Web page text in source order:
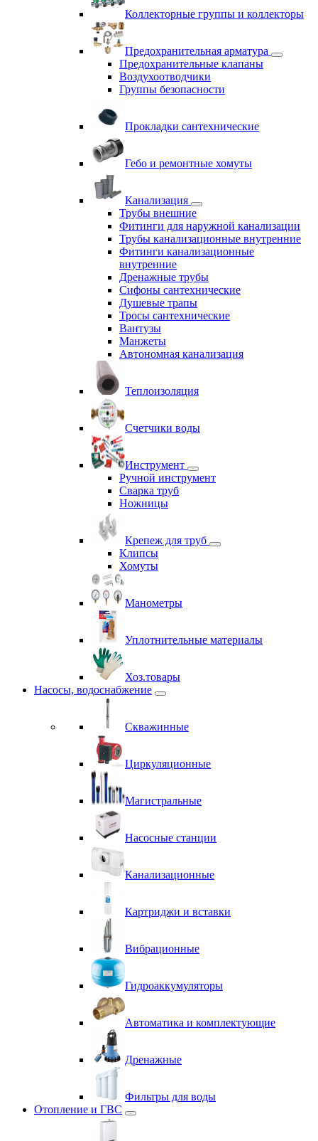
Коллекторные группы и коллекторы
Предохранительная арматура
Предохранительные клапаны
Воздухоотводчики
Группы безопасности
Прокладки сантехнические
Гебо и ремонтные хомуты
Канализация
Трубы внешние
Фитинги для наружной канализации
Трубы канализационные внутренние
Фитинги канализационные
внутренние
Дренажные трубы
Сифоны сантехнические
Душевые трапы
Тросы сантехнические
Вантузы
Манжеты
Автономная канализация
Теплоизоляция
Счетчики воды
Инструмент
Ручной инструмент
Сварка труб
Ножницы
Крепеж для труб
Клипсы
Хомуты
Манометры
Уплотнительные материалы
Хоз.товары
Насосы, водоснабжение
Скважинные
Циркуляционные
Магистральные
Насосные станции
Канализационные
Картриджи и вставки
Вибрационные
Гидроаккумуляторы
Автоматика и комплектующие
Дренажные
Фильтры для воды
Отопление и ГВС